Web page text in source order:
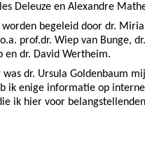
Deleuze en Alexandre
worden begeleid door dr.
prof.dr. Wiep van Bunge,
en dr. David Wertheim.
was dr. Ursula Goldenbaum
ik enige informatie op
ik hier voor